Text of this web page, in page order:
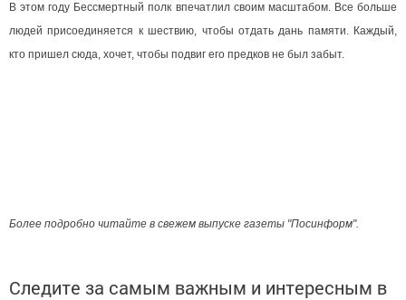
В этом году Бессмертный полк впечатлил своим масштабом. Все больше
людей присоединяется к шествию, чтобы отдать дань памяти. Каждый,
кто пришел сюда, хочет, чтобы подвиг его предков не был забыт.
Более подробно читайте в свежем выпуске газеты "Посинформ".
Следите за самым важным и интересным в